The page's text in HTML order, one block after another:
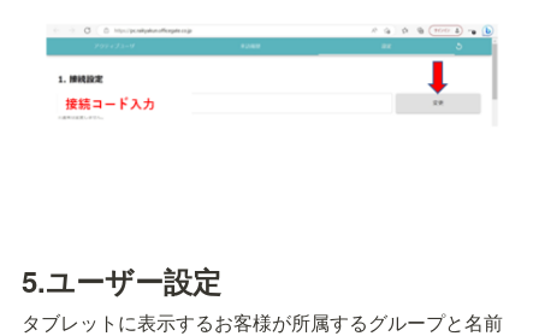
5.ユーザー設定
タブレットに表示するお客様が所属するグループと名前